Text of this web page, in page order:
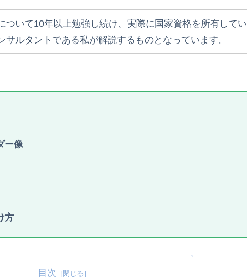
ついて10年以上勉強し続け、実際に国家資格を所有してい
サルタントである私が解説するものとなっています。
ー像
方
目次